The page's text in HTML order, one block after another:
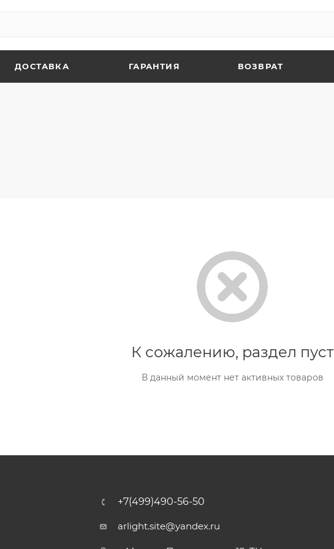
ДОСТАВКА ГАРАНТИЯ ВОЗВРАТ
К сожалению, раздел пуст
В данный момент нет активных товаров
+7(499)490-56-50
arlight.site@yandex.ru